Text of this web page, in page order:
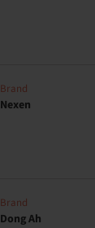
Brand
Nexen
Brand
Dong Ah